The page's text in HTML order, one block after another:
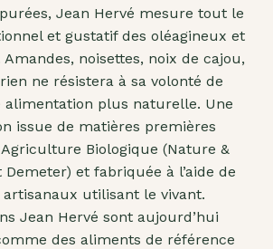
Jean Hervé mesure tout le
et gustatif des oléagineux et
noisettes, noix de cajou,
ne résistera à sa volonté de
alimentation plus naturelle. Une
issue de matières premières
Biologique (Nature &
Demeter) et fabriquée à l’aide de
artisanaux utilisant le vivant.
Jean Hervé sont aujourd’hui
des aliments de référence
Anti-
gaspi
Promotions